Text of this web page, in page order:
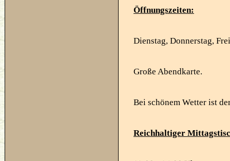
Öffnungszeiten:
Dienstag, Donnerstag,
Große Abendkarte.
Bei schönem Wetter ist
Reichhaltiger